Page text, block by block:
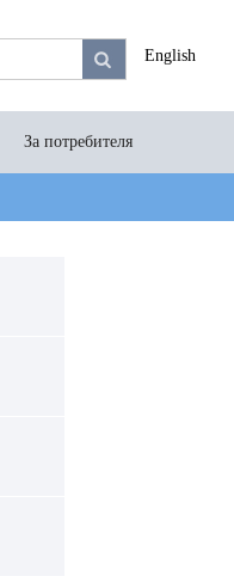
English
За потребителя